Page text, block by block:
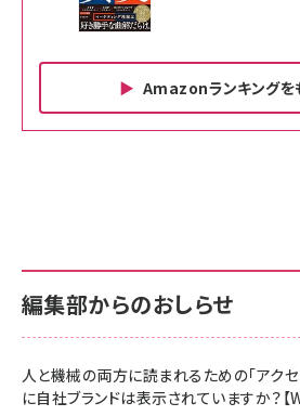
Amazonランキングを
￥880
anan(アンアン)2026/
スペシャルエディション[
￥1,100
サポート正規品 メーカ
NIMASO ガラスフィル
すい ガイド枠付き い
2枚セット DSP25F1698
￥1,599
サポート正規品 メーカ
Amazon eギフトカー
￥5,000
編集部からのおしらせ
人と機械の両方に読まれるための「アクセ
に自社ブランドは表示されていますか？